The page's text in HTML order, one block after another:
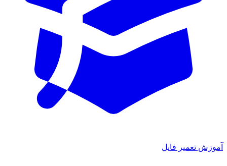
آموزش تعمیر فایل